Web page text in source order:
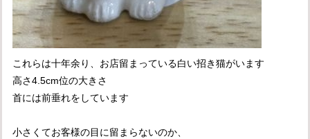
これらは十年余り、お店留まっている白い招き猫がいます
高さ4.5cm位の大きさ
首には前垂れをしています
小さくてお客様の目に留まらないのか、